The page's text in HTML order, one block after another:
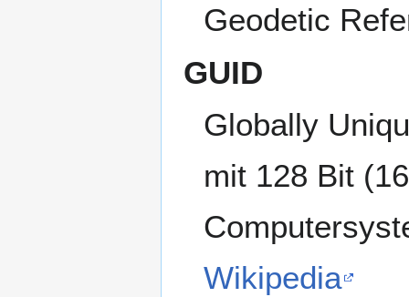
Geodetic
GUID
Globally
mit 128 Bit
Wikipedia